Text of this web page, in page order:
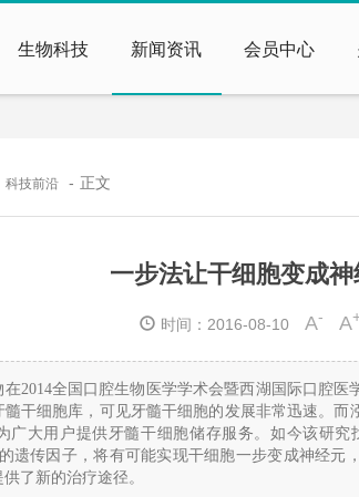
生物科技 新闻资讯 会员中心
科技前沿 正文
一步法让干细胞变成
时间：2016-08-10 A- A
在2014全国口腔生物医学学术会暨西湖国际口腔
干细胞库，可见牙髓干细胞的发展非常迅速。
广大用户提供牙髓干细胞储存服务。如今该研究
遗传因子 ，将有可能实现干细胞一步变成神经元
了新的治疗途径。